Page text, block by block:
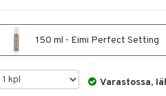
150 ml - Eimi Perfect Setting
Varastossa,